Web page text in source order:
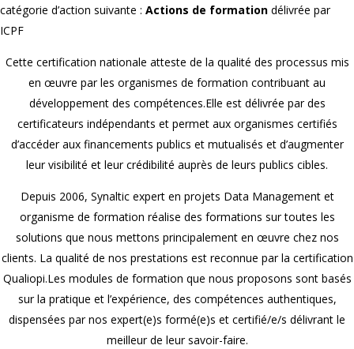
catégorie d’action suivante : Actions de formation délivrée par
ICPF
Cette certification nationale atteste de la qualité des processus mis
en œuvre par les organismes de formation contribuant au
développement des compétences.Elle est délivrée par des
certificateurs indépendants et permet aux organismes certifiés
d’accéder aux financements publics et mutualisés et d’augmenter
leur visibilité et leur crédibilité auprès de leurs publics cibles.
Depuis 2006, Synaltic expert en projets Data Management et
organisme de formation réalise des formations sur toutes les
solutions que nous mettons principalement en œuvre chez nos
clients. La qualité de nos prestations est reconnue par la certification
Qualiopi.Les modules de formation que nous proposons sont basés
sur la pratique et l’expérience, des compétences authentiques,
dispensées par nos expert(e)s formé(e)s et certifié/e/s délivrant le
meilleur de leur savoir-faire.